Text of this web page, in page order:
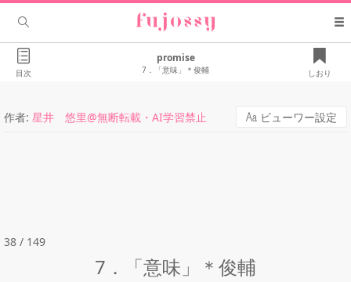
目次
promise
7．「意味」＊俊輔 しおり
作者: 星井 悠里@無断転載・AI学習禁止 ビューワー設定
38 / 149
7．「意味」＊俊輔